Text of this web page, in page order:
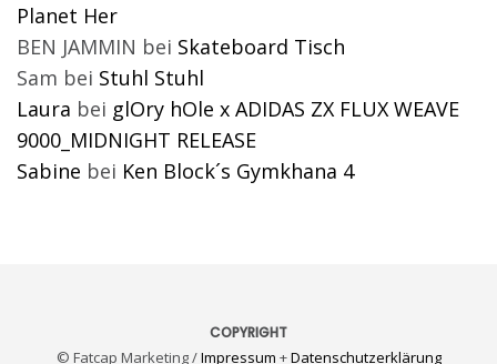
Planet Her
BEN JAMMIN bei Skateboard Tisch
Sam bei Stuhl Stuhl
Laura bei glOry hOle x ADIDAS ZX FLUX WEAVE
9000_MIDNIGHT RELEASE
Sabine bei Ken Block´s Gymkhana 4
COPYRIGHT
© Fatcap Marketing /Impressum +Datenschutzerklärung